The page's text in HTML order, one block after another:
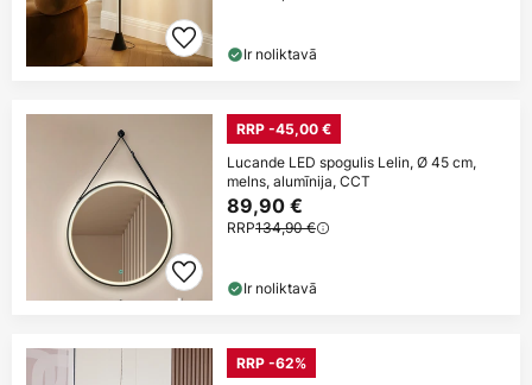
Ir noliktavā
RRP -45,00 €
Lucande LED spogulis Lelin, Ø 45 cm,
melns, alumīnija, CCT
89,90 €
RRP134,90 €
Ir noliktavā
RRP -62%